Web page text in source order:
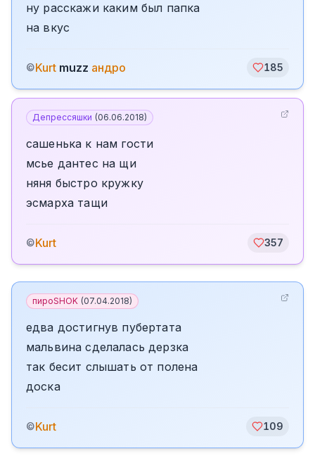
ну расскажи каким был папка
на вкус
©Kurt muzz андро 185
Депрессяшки (06.06.2018)
сашенька к нам гости
мсье дантес на щи
няня быстро кружку
эсмарха тащи
©Kurt 357
пироSHOK (07.04.2018)
едва достигнув пубертата
мальвина сделалась дерзка
так бесит слышать от полена
доска
©Kurt 109